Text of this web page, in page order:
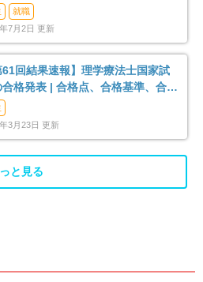
藤井寺市 27
泉南市 10
交野市
阪南市 10
泉南郡岬町 3
就職
7月2日 更新
61回結果速報】理学療法士国家試
合格発表 | 合格点、合格基準、合格
年）
3月23日 更新
と見る